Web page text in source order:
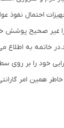
احتمال نفوذ
غیر صحیح پوشش
خاتمه به اطلاع
خود را بر روی
همین امر